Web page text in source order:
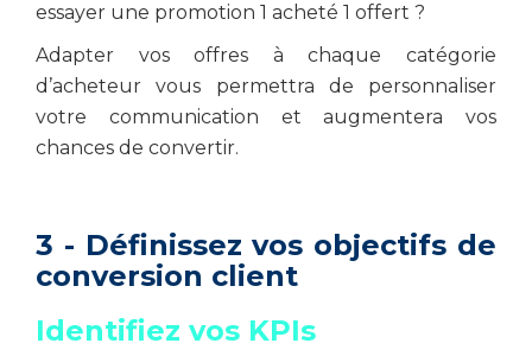
essayer une promotion 1 acheté 1 offert ?
Adapter vos offres à chaque catégorie
d’acheteur vous permettra de personnaliser
votre communication et augmentera vos
chances de convertir.
3 - Définissez vos objectifs de
conversion client
Identifiez vos KPIs